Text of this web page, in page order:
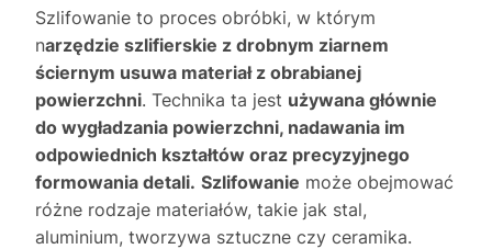
Szlifowanie to proces obróbki, w którym
narzędzie szlifierskie z drobnym ziarnem
ściernym usuwa materiał z obrabianej
powierzchni. Technika ta jest używana głównie
do wygładzania powierzchni, nadawania im
odpowiednich kształtów oraz precyzyjnego
formowania detali. Szlifowanie może obejmować
różne rodzaje materiałów, takie jak stal,
aluminium, tworzywa sztuczne czy ceramika.